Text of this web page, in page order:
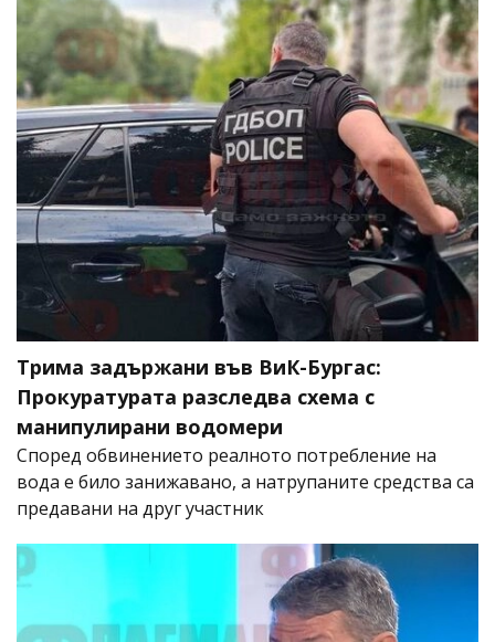
Трима задържани във ВиК-Бургас:
Прокуратурата разследва схема с
манипулирани водомери
Според обвинението реалното потребление на
вода е било занижавано, а натрупаните средства са
предавани на друг участник